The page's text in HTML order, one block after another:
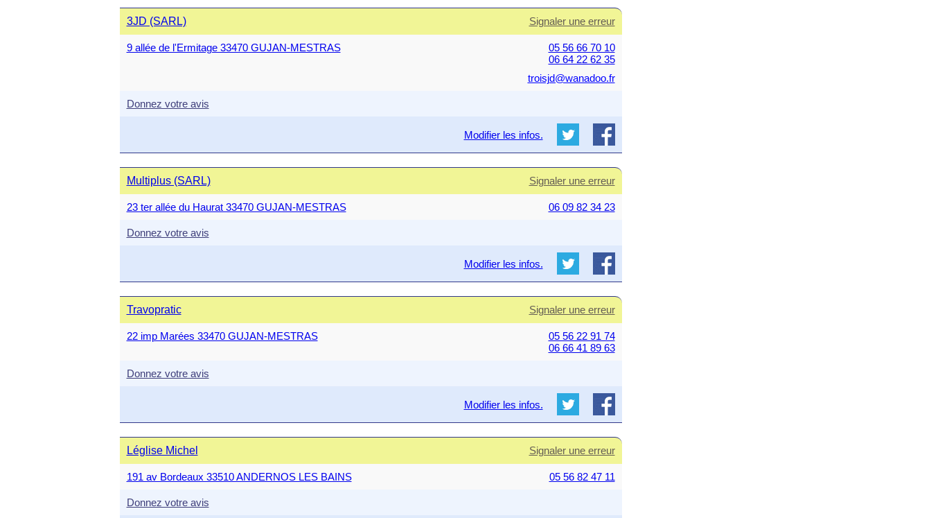
3JD (SARL) Signaler une erreur
9 allée de l'Ermitage 33470 GUJAN-MESTRAS
05 56 66 70 10
06 64 22 62 35
troisjd@wanadoo.fr
Donnez votre avis
Modifier les infos.
Multiplus (SARL) Signaler une erreur
23 ter allée du Haurat 33470 GUJAN-MESTRAS 06 09 82 34 23
Donnez votre avis
Modifier les infos.
Travopratic Signaler une erreur
22 imp Marées 33470 GUJAN-MESTRAS
05 56 22 91 74
06 66 41 89 63
Donnez votre avis
Modifier les infos.
Léglise Michel Signaler une erreur
191 av Bordeaux 33510 ANDERNOS LES BAINS 05 56 82 47 11
Donnez votre avis